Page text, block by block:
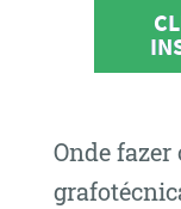
Onde fazer